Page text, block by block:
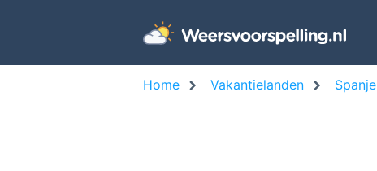
Home Vakantielanden Spanje